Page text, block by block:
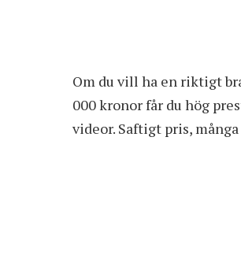
Om du vill ha en riktigt
000 kronor får du hög
videor. Saftigt pris,